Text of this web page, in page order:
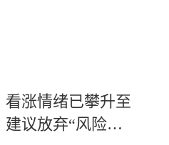
看涨情绪已攀升至
议放弃“风险资